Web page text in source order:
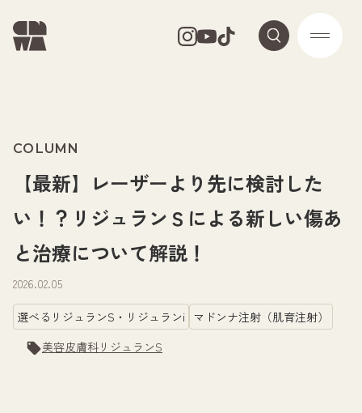
COLUMN
【最新】レーザーより先に検討した
い！？リジュランＳによる新しい傷あ
と治療について解説！
2026.02.05
選べるリジュランS・リジュランi マドンナ注射（肌育注射）
美容皮膚科 リジュランS